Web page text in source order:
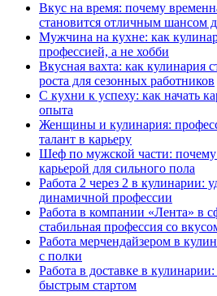
Вкус на время: почему
становится отличным шансом
Мужчина на кухне: как
профессией, а не хобби
Вкусная вахта: как кулинария
роста для сезонных работников
С кухни к успеху: как начать
опыта
Женщины и кулинария:
талант в карьеру
Шеф по мужской части: почему
карьерой для сильного пола
Работа 2 через 2 в кулинарии:
динамичной профессии
Работа в компании «Лента» в
стабильная профессия со
Работа мерчендайзером в
с полки
Работа в доставке в
быстрым стартом